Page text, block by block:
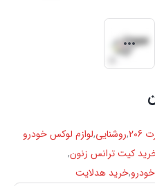
,روشنایی,لوازم لوکس خودرو
کیت ترانس زنون,
,خرید هدلایت